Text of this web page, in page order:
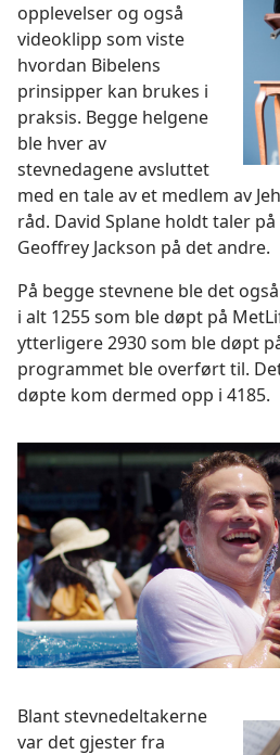
opplevelser og også
videoklipp som viste
hvordan Bibelens
prinsipper kan brukes i
praksis. Begge helgene
ble hver av
stevnedagene avsluttet
med en tale av et medlem av
råd. David Splane holdt taler
Geoffrey Jackson på det andre.
På begge stevnene ble det
i alt 1255 som ble døpt på
ytterligere 2930 som ble døpt
programmet ble overført til.
døpte kom dermed opp i 4185.
Blant stevnedeltakerne
var det gjester fra